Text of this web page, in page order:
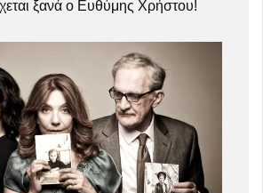
ξανά ο Ευθύμης Χρήστου!